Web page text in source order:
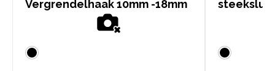
Vergrendelhaak 10mm -18mm